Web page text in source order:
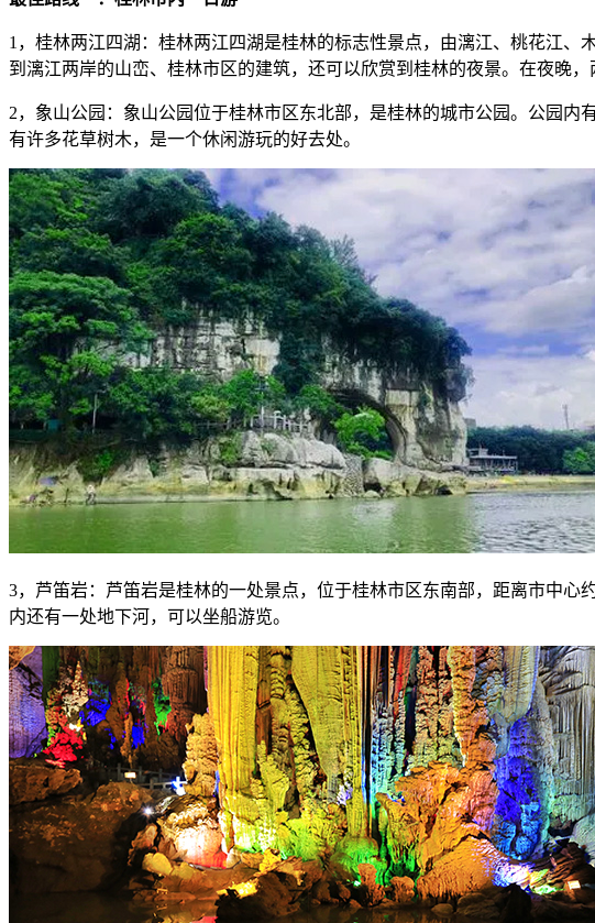
1，桂林两江四湖：桂林两江四湖是桂林的标志性景点，由漓江、桃花江
到漓江两岸的山峦、桂林市区的建筑，还可以欣赏到桂林的夜景。在夜晚，
2，象山公园：象山公园位于桂林市区东北部，是桂林的城市公园。公园
有许多花草树木，是一个休闲游玩的好去处。
3，芦笛岩：芦笛岩是桂林的一处景点，位于桂林市区东南部，距离市中
内还有一处地下河，可以坐船游览。